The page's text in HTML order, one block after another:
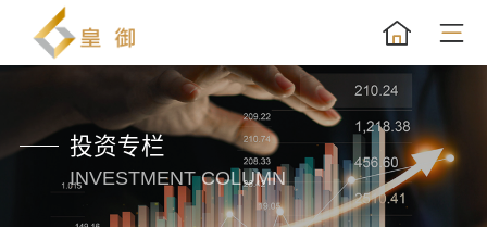
投资专栏
INVESTMENT COLUMN